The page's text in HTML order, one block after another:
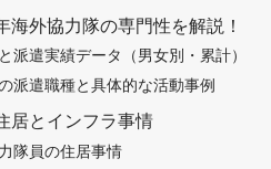
外協力隊の専門性を解説！
派遣実績データ（男女別・累計）
派遣職種と具体的な活動事例
居とインフラ事情
隊員の住居事情